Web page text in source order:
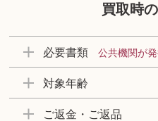
買取時
必要書類 公共機関が
対象年齢
ご返金・ご返品